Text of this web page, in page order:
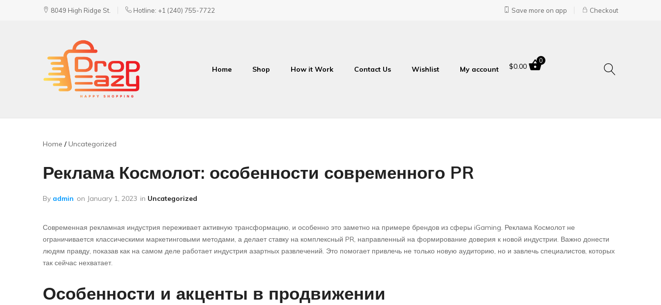
8049 High Ridge St. Hotline: +1 (240) 755-7722 Save more on app Checkout
Home Shop How it Work Contact Us Wishlist My account $0.00
0
Home Uncategorized
Реклама Космолот: особенности современного PR
By admin on January 1, 2023 in Uncategorized
Современная рекламная индустрия переживает активную трансформацию, и особенно это заметно на примере брендов из сферы iGaming. Реклама Космолот не
ограничивается классическими маркетинговыми методами, а делает ставку на комплексный PR, направленный на формирование доверия к новой индустрии. Важно донести
людям правду, показав как на самом деле работает индустрия азартных развлечений. Это помогает привлечь не только новую аудиторию, но и завлечь специалистов, которых
так сейчас нехватает.
Особенности и акценты в продвижении